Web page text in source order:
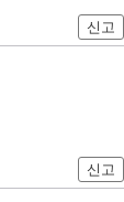
신고
신고